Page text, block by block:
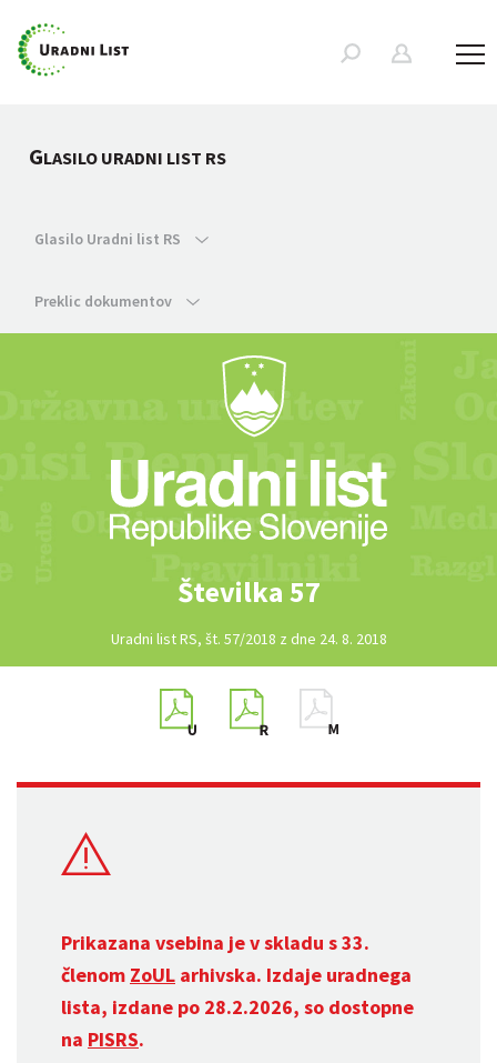
GLASILO URADNI LIST RS
Glasilo Uradni list RS
Preklic dokumentov
Številka 57
Uradni list RS, št. 57/2018 z dne 24. 8. 2018
Prikazana vsebina je v skladu s 33.
členom ZoUL arhivska. Izdaje uradnega
lista, izdane po 28.2.2026, so dostopne
na PISRS.